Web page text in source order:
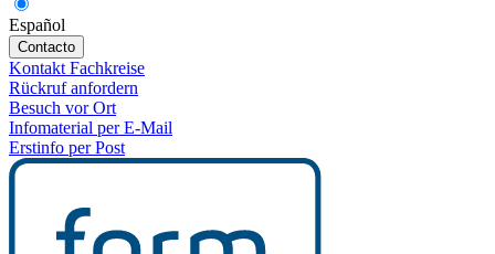
Español
Contacto
Kontakt Fachkreise
Rückruf anfordern
Besuch vor Ort
Infomaterial per E-Mail
Erstinfo per Post